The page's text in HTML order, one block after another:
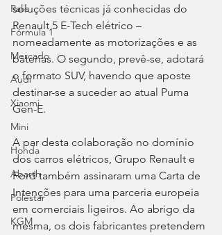
Ralis
Fórmula 1
Mercado
Audi
Xiaomi
Mini
Honda
Abarth
Polestar
KGM
soluções técnicas já conhecidas do
Renault 5 E-Tech elétrico –
nomeadamente as motorizações e as
baterias. O segundo, prevê-se, adotará
o formato SUV, havendo que aposte
destinar-se a suceder ao atual Puma
Gen-E.
A par desta colaboração no domínio
dos carros elétricos, Grupo Renault e
Ford também assinaram uma Carta de
Intenções para uma parceria europeia
em comerciais ligeiros. Ao abrigo da
mesma, os dois fabricantes pretendem